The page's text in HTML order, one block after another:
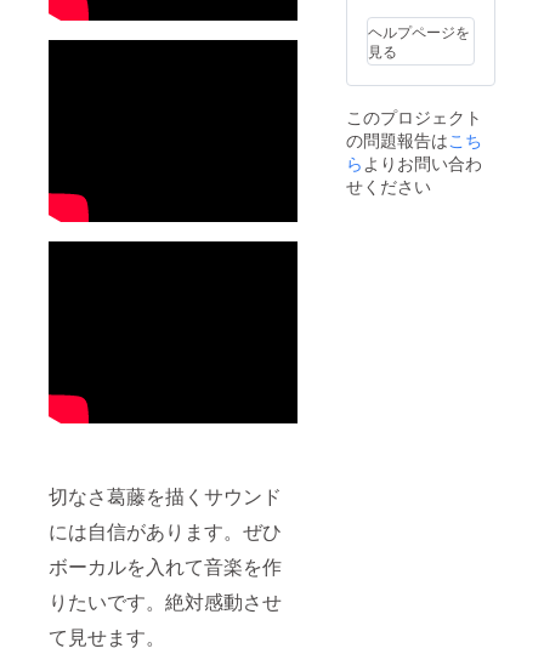
切なさ葛藤を描くサウンド
には自信があります。ぜひ
ボーカルを入れて音楽を作
りたいです。絶対感動させ
て見せます。
ヘルプページを
見る
このプロジェクト
の問題報告はこち
らよりお問い合わ
せください